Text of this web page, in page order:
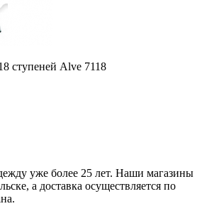
ступеней Alve 7118
уже более 25 лет. Наши магазины
а доставка осуществляется по